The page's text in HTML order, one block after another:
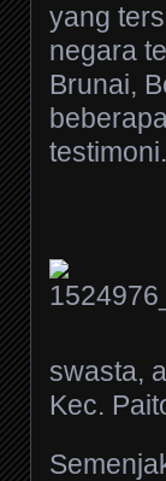
yang
negara
Brunai,
testimoni.
swasta,
Kec.